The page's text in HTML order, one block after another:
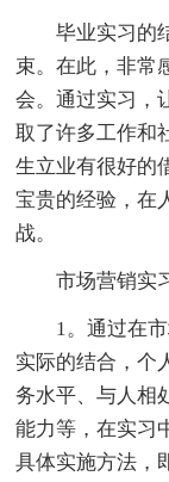
毕业实习的结
束。在此，非常
会。通过实习，
取了许多工作和
生立业有很好的
宝贵的经验，在
战。
市场营销实
1。通过在市
实际的结合，个
务水平、与人相
能力等，在实习
具体实施方法，